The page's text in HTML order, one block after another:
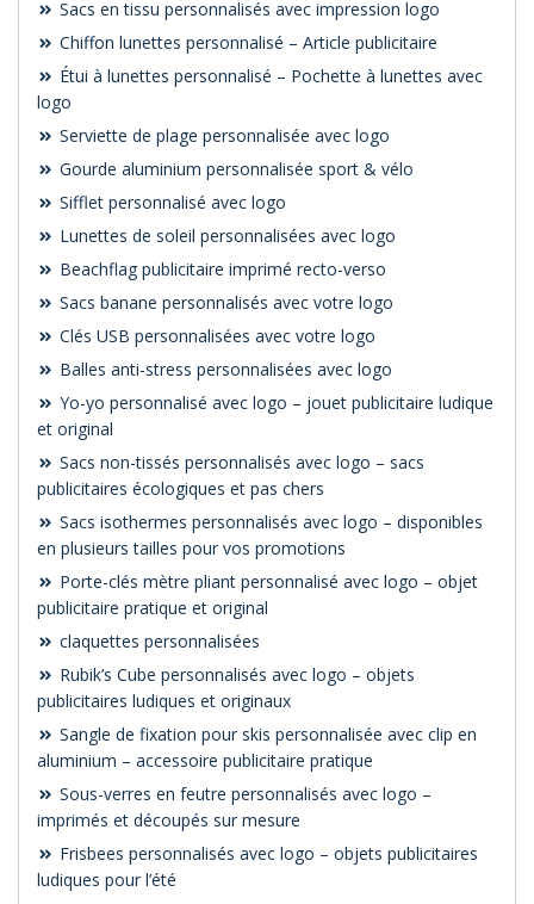
Sacs en tissu personnalisés avec impression logo
Chiffon lunettes personnalisé – Article publicitaire
Étui à lunettes personnalisé – Pochette à lunettes avec
logo
Serviette de plage personnalisée avec logo
Gourde aluminium personnalisée sport & vélo
Sifflet personnalisé avec logo
Lunettes de soleil personnalisées avec logo
Beachflag publicitaire imprimé recto-verso
Sacs banane personnalisés avec votre logo
Clés USB personnalisées avec votre logo
Balles anti-stress personnalisées avec logo
Yo-yo personnalisé avec logo – jouet publicitaire ludique
et original
Sacs non-tissés personnalisés avec logo – sacs
publicitaires écologiques et pas chers
Sacs isothermes personnalisés avec logo – disponibles
en plusieurs tailles pour vos promotions
Porte-clés mètre pliant personnalisé avec logo – objet
publicitaire pratique et original
claquettes personnalisées
Rubik’s Cube personnalisés avec logo – objets
publicitaires ludiques et originaux
Sangle de fixation pour skis personnalisée avec clip en
aluminium – accessoire publicitaire pratique
Sous-verres en feutre personnalisés avec logo –
imprimés et découpés sur mesure
Frisbees personnalisés avec logo – objets publicitaires
ludiques pour l’été